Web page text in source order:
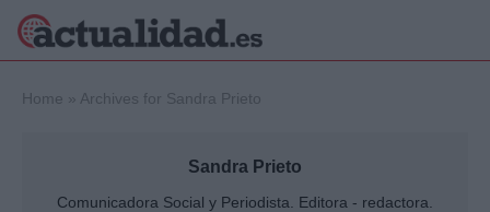
Política
Ciencia y
Home » Archives for Sandra Prieto
Sandra Prieto
Comunicadora Social y Periodista. Editora - redactora.